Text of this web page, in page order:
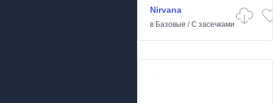
Nirvana
в Базовые /С засечками